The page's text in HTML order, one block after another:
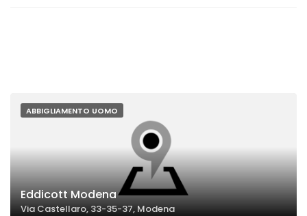
ABBIGLIAMENTO UOMO
Eddicott Modena
Via Castellaro, 33-35-37, Modena